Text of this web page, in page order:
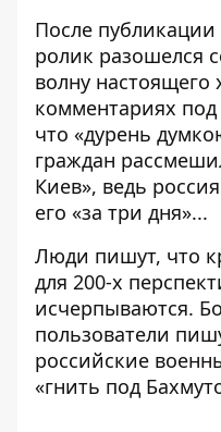
После публикации
ролик разошелся
волну настоящего
комментариях
что «дурень
граждан
Киев», ведь
его «за три дня»...
Люди пишут, что
для 200-х
исчерпываются.
пользователи
российские
«гнить под